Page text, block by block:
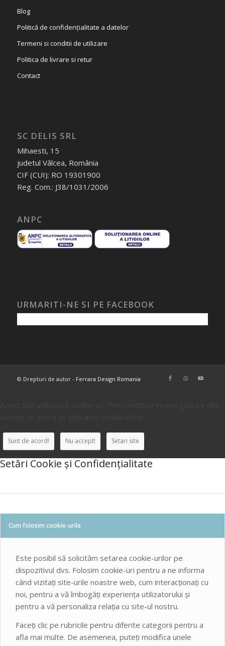
Blog
Politică de confidențialitate a datelor
Termeni si conditii de utilizare
Politica de livrare si retur
Contact
SC DELIS SRL
Mihaesti, 15
judetul Vâlcea, România
CIF (CUI): RO 19301900
Reg. Com.: J38/1031/2006
ANPC
URMARITI-NE SI PE FACEBOOK
© Drepturi de autor - Ferrara Design Romania
Sunt de acord! Nu accept! Setari site
Setări Cookie și Confidențialitate
Cum folosim cookie-urile
Este posibil să solicităm setarea cookie-urilor pe
dispozitivul dvs. Folosim cookie-uri pentru a ne informa
când vizitați site-urile noastre web, cum interacționați cu
noi, pentru a vă îmbogăți experiența utilizatorului și
pentru a vă personaliza relația cu site-ul nostru.
Faceți clic pe rubricile pentru diferite categorii pentru a
afla mai multe. De asemenea, puteți modifica unele